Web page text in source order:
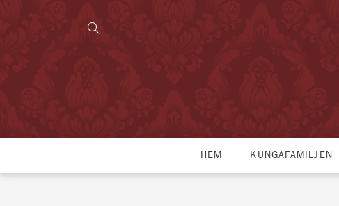
HEM KUNGAFAMILJEN